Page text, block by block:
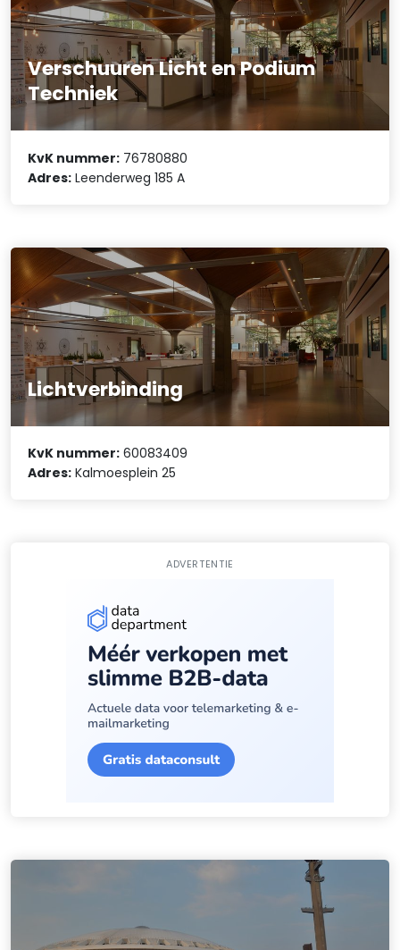
Verschuuren Licht en Podium
Techniek
KvK nummer: 76780880
Adres: Leenderweg 185 A
Lichtverbinding
KvK nummer: 60083409
Adres: Kalmoesplein 25
ADVERTENTIE